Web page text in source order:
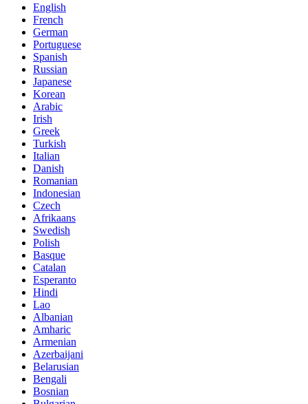
English
French
German
Portuguese
Spanish
Russian
Japanese
Korean
Arabic
Irish
Greek
Turkish
Italian
Danish
Romanian
Indonesian
Czech
Afrikaans
Swedish
Polish
Basque
Catalan
Esperanto
Hindi
Lao
Albanian
Amharic
Armenian
Azerbaijani
Belarusian
Bengali
Bosnian